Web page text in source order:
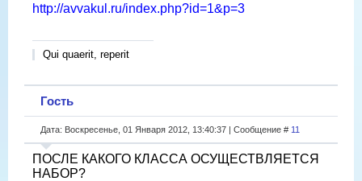
http://avvakul.ru/index.php?id=1&p=3
Qui quaerit, reperit
Гость
Дата: Воскресенье, 01 Января 2012, 13:40:37 | Сообщение # 11
ПОСЛЕ КАКОГО КЛАССА ОСУЩЕСТВЛЯЕТСЯ
НАБОР?